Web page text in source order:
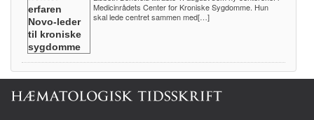
Medicinrådets Center for Kroniske Sygdomme. Hun
skal lede centret sammen med[…]